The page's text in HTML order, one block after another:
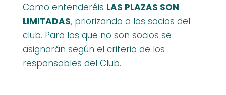
Como entenderéis LAS PLAZAS SON
LIMITADAS, priorizando a los socios del
club. Para los que no son socios se
asignarán según el criterio de los
responsables del Club.